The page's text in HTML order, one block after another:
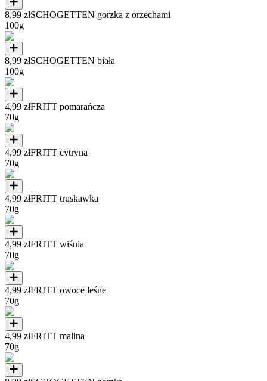
8,99 złSCHOGETTEN gorzka z orzechami
100g
8,99 złSCHOGETTEN biała
100g
4,99 złFRITT pomarańcza
70g
4,99 złFRITT cytryna
70g
4,99 złFRITT truskawka
70g
4,99 złFRITT wiśnia
70g
4,99 złFRITT owoce leśne
70g
4,99 złFRITT malina
70g